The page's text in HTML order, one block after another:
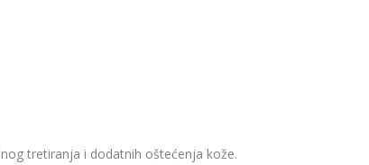
tretiranja i dodatnih oštećenja kože.